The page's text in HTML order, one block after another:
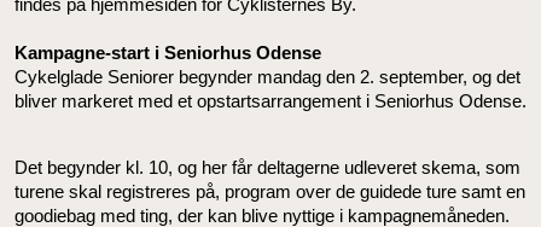
Kampagne-start i Seniorhus Odense
Cykelglade Seniorer begynder mandag den 2. september, og det
bliver markeret med et opstartsarrangement i Seniorhus Odense.
Det begynder kl. 10, og her får deltagerne udleveret skema, som
turene skal registreres på, program over de guidede ture samt en
goodiebag med ting, der kan blive nyttige i kampagnemåneden.